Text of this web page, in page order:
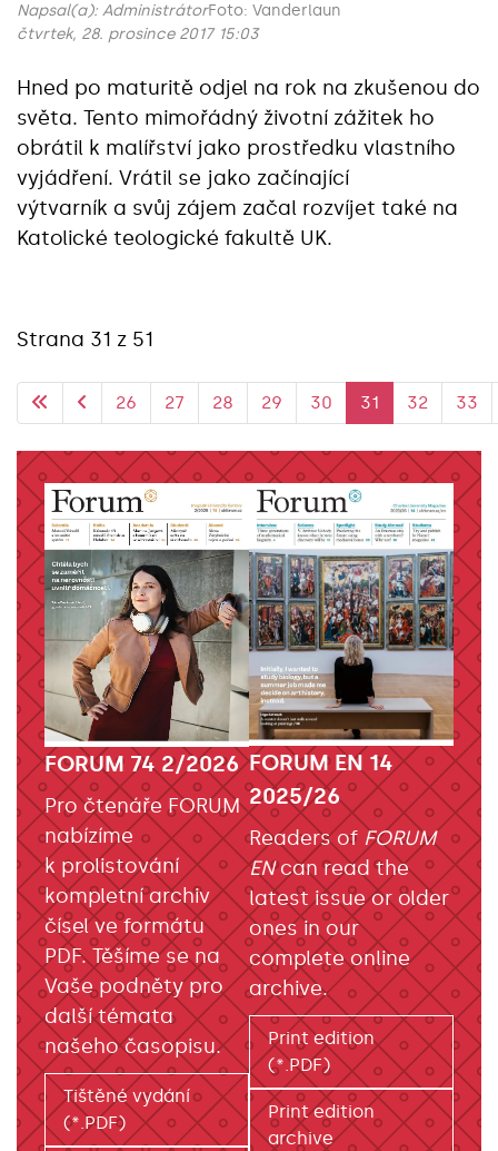
Napsal(a): AdministrátorFoto: Vanderlaun
čtvrtek, 28. prosince 2017 15:03
Hned po maturitě odjel na rok na zkušenou do
světa. Tento mimořádný životní zážitek ho
obrátil k malířství jako prostředku vlastního
vyjádření. Vrátil se jako začínající
výtvarník a svůj zájem začal rozvíjet také na
Katolické teologické fakultě UK.
Strana 31 z 51
26 27 28 29 30 31 32 33
FORUM 74 2/2026
Pro čtenáře FORUM
nabízíme
k prolistování
kompletní archiv
čísel ve formátu
PDF. Těšíme se na
Vaše podněty pro
další témata
našeho časopisu.
Tištěné vydání
(*.PDF)
FORUM EN 14
2025/26
Readers of FORUM
ENcan read the
latest issue or older
ones in our
complete online
archive.
Print edition
(*.PDF)
Print edition
archive